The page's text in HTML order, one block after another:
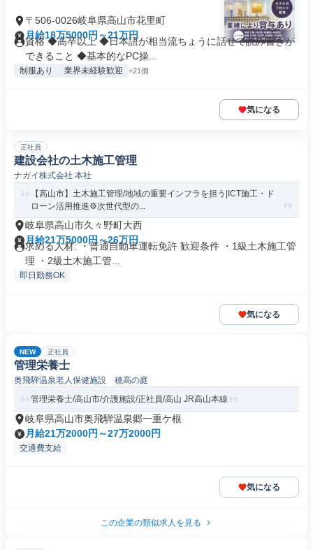
〒506-0026岐阜県高山市花里町
月給18万5000円～21万円
資格 ◆高卒以上 ◆日本語が相当流ちょうに話せて読み書きが
できること ◆基本的なPC操...
制服あり 業界未経験歓迎 +21個
気になる
正社員
建設会社の土木施工管理
ナガイ株式会社 本社
【高山市】土木施工管理/地域の重要インフラを担う|ICT施工・ド
ローン活用推進⚙次世代型の...
岐阜県高山市久々野町大西
月給21万5000円～26万円
求める人材: ・普通自動車運転免許 歓迎条件 ・1級土木施工管
理 ・2級土木施工管...
即日勤務OK
気になる
NEW 正社員
管理栄養士
奥飛騨温泉老人保健施設 穂高の庭
管理栄養士/高山市/介護施設/正社員/高山 JR高山本線
岐阜県高山市奥飛騨温泉郷一重ケ根
月給21万2000円～27万2000円
交通費支給
気になる
この企業の類似求人を見る